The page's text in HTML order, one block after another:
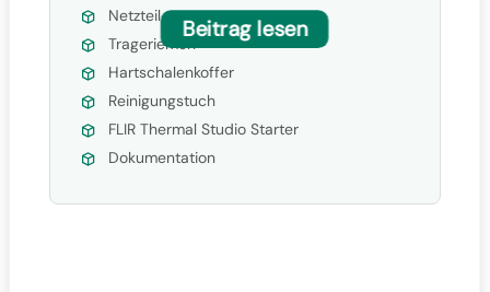
Netzteil
Trageriemen
Hartschalenkoffer
Reinigungstuch
FLIR Thermal Studio Starter
Dokumentation
Beitrag lesen